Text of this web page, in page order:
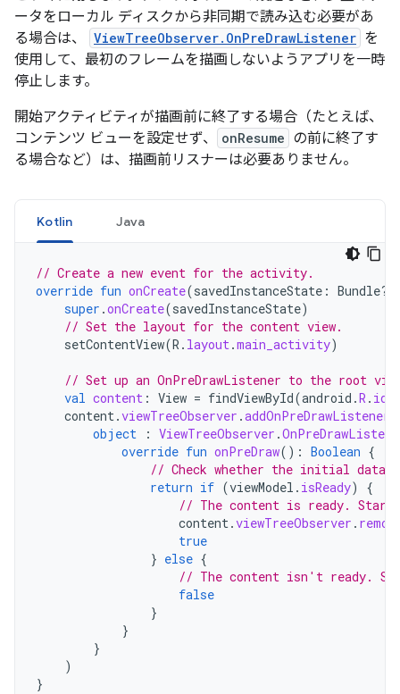
ータをローカル ディスクから非同期で読み込む必要があ
る場合は、
ViewTreeObserver.OnPreDrawListener を
使用して、最初のフレームを描画しないようアプリを一時
停止します。
開始アクティビティが描画前に終了する場合（たとえば、
コンテンツ ビューを設定せず、
onResume の前に終了す
る場合など）は、描画前リスナーは必要ありません。
Kotlin Java
// Create a new event for the activity.
override fun onCreate(savedInstanceState : Bundle?)
super .onCreate(savedInstanceState)
// Set the layout for the content view.
setContentView(R . layout.main_activity)
// Set up an OnPreDrawListener to the root
val content : View = findViewById(android .R . id
content.viewTreeObserver .addOnPreDrawListener
object
: ViewTreeObserver .
override fun onPreDraw(): Boolean {
// Check whether the initial data
return if (viewModel . isReady)
{
// The content is ready. Start
content.viewTreeObserver .
true
} else {
// The content isn't ready.
false
}
}
}
)
}